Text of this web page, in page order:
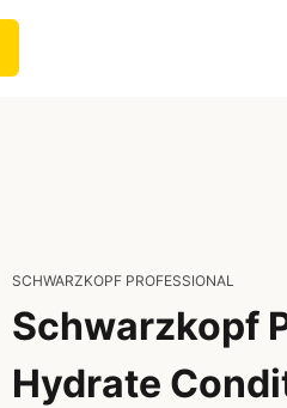
SCHWARZKOPF PROFESSIONAL
Schwarzkopf
Hydrate